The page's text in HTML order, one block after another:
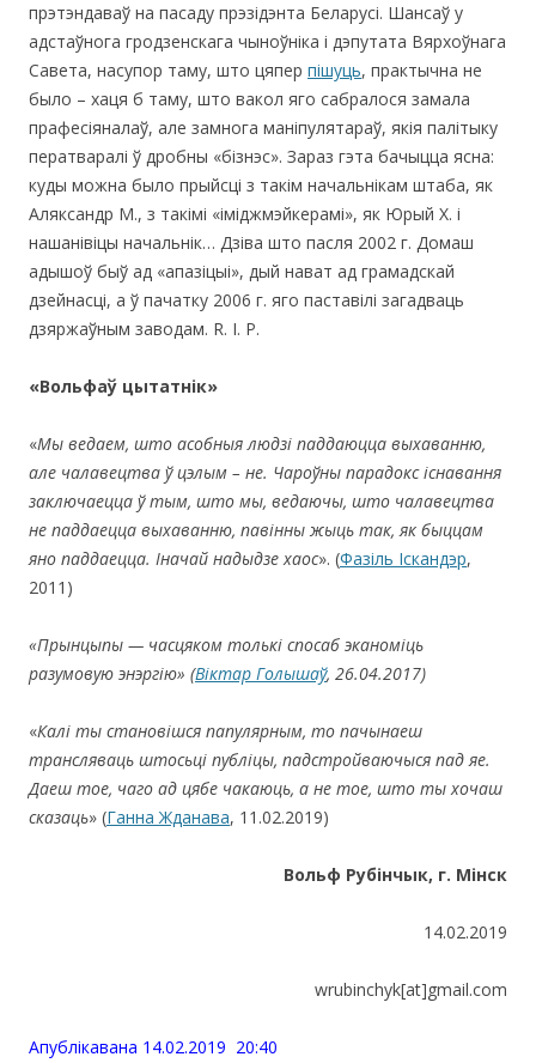
прэтэндаваў на пасаду прэзідэнта Беларусі. Шансаў у
адстаўнога гродзенскага чыноўніка і дэпутата Вярхоўнага
Савета, насупор таму, што цяпер пішуць, практычна не
было – хаця б таму, што вакол яго сабралося замала
прафесіяналаў, але замнога маніпулятараў, якія палітыку
ператваралі ў дробны «бізнэс». Зараз гэта бачыцца ясна:
куды можна было прыйсці з такім начальнікам штаба, як
Аляксандр М., з такімі «іміджмэйкерамі», як Юрый Х. і
нашанівіцы начальнік… Дзіва што пасля 2002 г. Домаш
адышоў быў ад «апазіцыі», дый нават ад грамадскай
дзейнасці, а ў пачатку 2006 г. яго паставілі загадваць
дзяржаўным заводам. R. I. P.
«Вольфаў цытатнік»
«Мы ведаем, што асобныя людзі паддаюцца выхаванню,
але чалавецтва ў цэлым – не. Чароўны парадокс існавання
заключаецца ў тым, што мы, ведаючы, што чалавецтва
не паддаецца выхаванню, павінны жыць так, як быццам
яно паддаецца. Іначай надыдзе хаос». (Фазіль Іскандэр,
2011)
«Прынцыпы — часцяком толькі спосаб эканоміць
разумовую энэргію» (Віктар Голышаў, 26.04.2017)
«Калі ты становішся папулярным, то пачынаеш
трансляваць штосьці публіцы, падстройваючыся пад яе.
Даеш тое, чаго ад цябе чакаюць, а не тое, што ты хочаш
сказаць» (Ганна Жданава, 11.02.2019)
Вольф Рубінчык, г. Мінск
14.02.2019
wrubinchyk[at]gmail.com
Апублiкавана 14.02.2019 20:40